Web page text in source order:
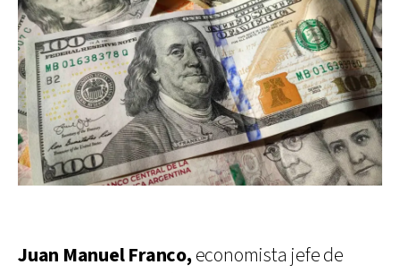
Juan Manuel Franco,economista jefe de